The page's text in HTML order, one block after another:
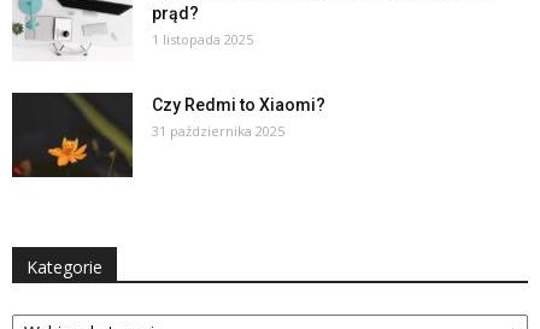
prąd?
1 listopada 2025
Czy Redmi to Xiaomi?
31 października 2025
Kategorie
Kategorie